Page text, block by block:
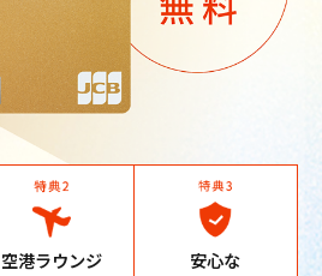
空港ラウンジ 安心な